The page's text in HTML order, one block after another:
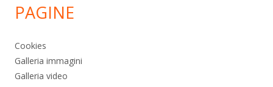
PAGINE
Cookies
Galleria immagini
Galleria video